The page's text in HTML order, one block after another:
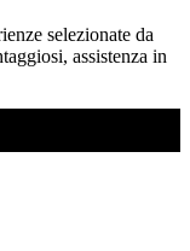
selezionate da
assistenza in